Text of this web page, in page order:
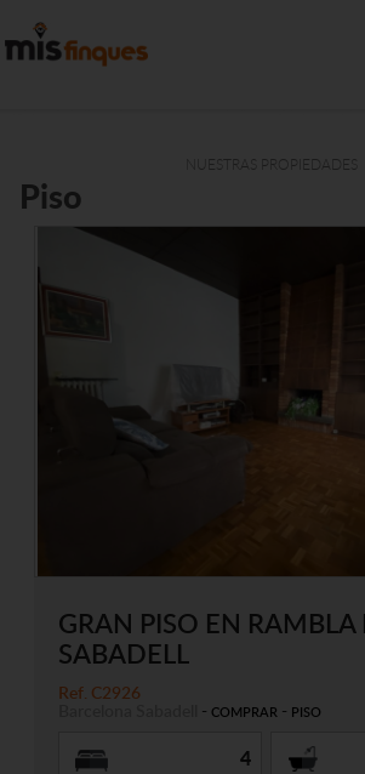
NUESTRAS PROPIEDADES
Piso
GRAN PISO EN RAMBLA
SABADELL
Ref. C2926
- COMPRAR - PISO
4